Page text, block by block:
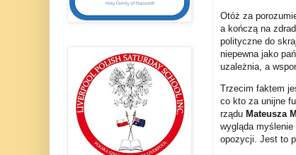
Otóż za
a kończą na
polityczne do
niepewna jako
uzależnia, a
Trzecim faktem
co kto za unijne
rządu Mateusza
wygląda
opozycji. Jest to